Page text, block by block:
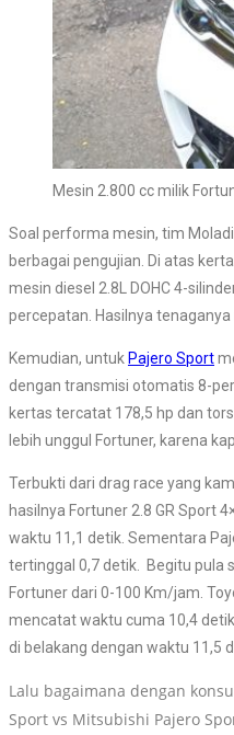
Mesin 2.800 cc milik
Soal performa mesin, tim
berbagai pengujian. Di atas
mesin diesel 2.8L DOHC 4-
percepatan. Hasilnya
Kemudian, untukPajero Sport
dengan transmisi otomatis 8-
kertas tercatat 178,5 hp dan
lebih unggul Fortuner, karena
Terbukti dari drag race yang
hasilnya Fortuner 2.8 GR Sport
waktu 11,1 detik. Sementara
tertinggal 0,7 detik. Begitu pula
Fortuner dari 0-100 Km/jam.
mencatat waktu cuma 10,4
di belakang dengan waktu 11,5
Lalu bagaimana dengan
Sport vs Mitsubishi Pajero